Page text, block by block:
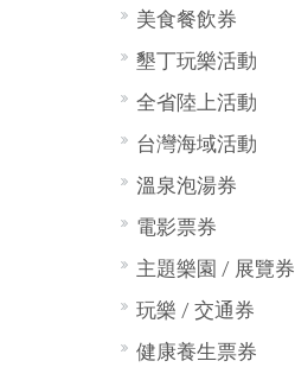
美食餐飲券
墾丁玩樂活動
全省陸上活動
台灣海域活動
溫泉泡湯券
電影票券
主題樂園 / 展覽券
玩樂 / 交通券
健康養生票券